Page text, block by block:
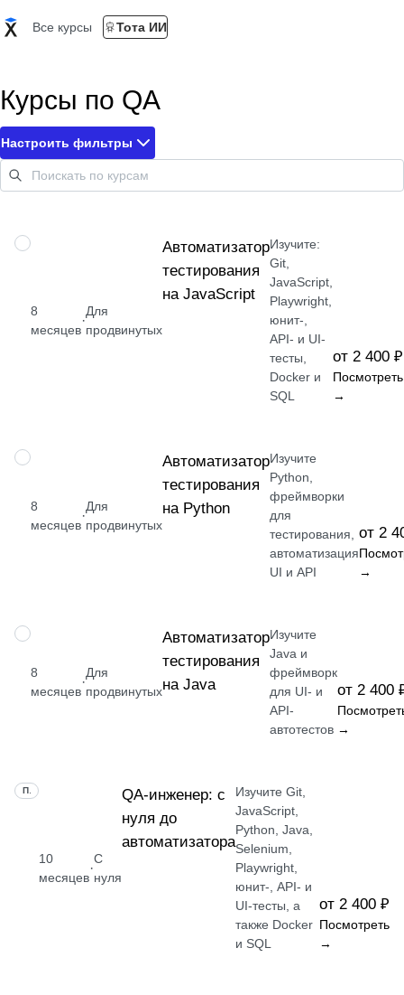
Все курсы Тота ИИ
Курсы по QA
Настроить фильтры
ПРОФЕССИЯ
8
месяцев
·
Для
продвинутых
Автоматизатор
тестирования
на JavaScript
Изучите:
Git,
JavaScript,
Playwright,
юнит-,
API- и UI-
тесты,
Docker и
SQL
от 2 400 ₽
Посмотреть
→
ПРОФЕССИЯ
8
месяцев
·
Для
продвинутых
Автоматизатор
тестирования
на Python
Изучите
Python,
фреймворки
для
тестирования,
автоматизация
UI и API
от 2
→
ПРОФЕССИЯ
8
месяцев
·
Для
продвинутых
Автоматизатор
тестирования
на Java
Изучите
Java и
фреймворк
для UI- и
API-
автотестов
от 2 400
→
ПРОФЕССИЯ
10
месяцев
·
С
нуля
QA-инженер: с
нуля до
автоматизатора
Изучите Git,
JavaScript,
Python, Java,
Selenium,
Playwright,
юнит-, API- и
UI-тесты, а
также Docker
и SQL
от 2 400 ₽
Посмотреть
→